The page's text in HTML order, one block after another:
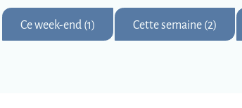
Ce week-end (1) Cette semaine (2)